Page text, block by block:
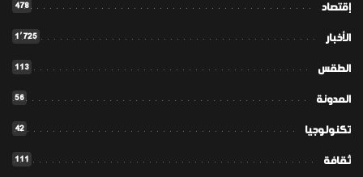
إقتصاد 478
الأخبار 1٬725
الطقس 113
المدونة 56
تكنولوجيا 42
ثقافة 111